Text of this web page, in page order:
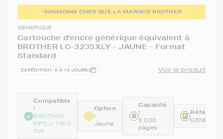
-34%MOINS CHER QUE LA MARQUE BROTHER
GENERIQUE
Cartouche d'encre générique équivalent à
BROTHER LC-3235XLY - JAUNE - Format
Standard
EXPÉDITION : 6 À 14 JOURS Voir le produit
Compatible
:
BROTHER
MFC J 1300
DW
Option
:
Jaune
Capacité
:
5 000
pages